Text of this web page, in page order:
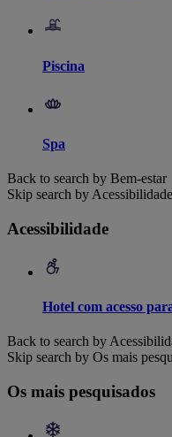
Piscina
Spa
Back to search by Bem-estar
Skip search by Acessibilidade
Acessibilidade
Hotel com acesso
Back to search by
Skip search by Os mais
Os mais pesquisados